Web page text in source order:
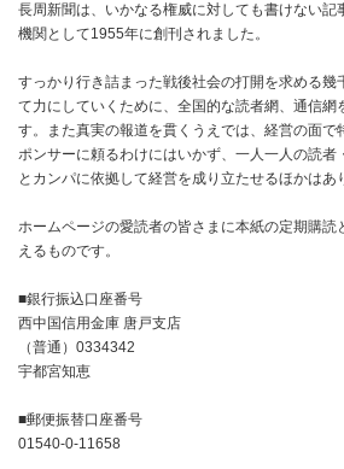
長周新聞は、いかなる権威に対しても書けない記
機関として1955年に創刊されました。
すっかり行き詰まった戦後社会の打開を求める幾
て力にしていくために、全国的な読者網、通信網
す。また真実の報道を貫くうえでは、経営の面で
ポンサーに頼るわけにはいかず、一人一人の読者
とカンパに依拠して経営を成り立たせるほかはあ
ホームページの愛読者の皆さまに本紙の定期購読
えるものです。
■銀行振込口座番号
西中国信用金庫 唐戸支店
（普通）0334342
宇都宮知恵
■郵便振替口座番号
01540-0-11658